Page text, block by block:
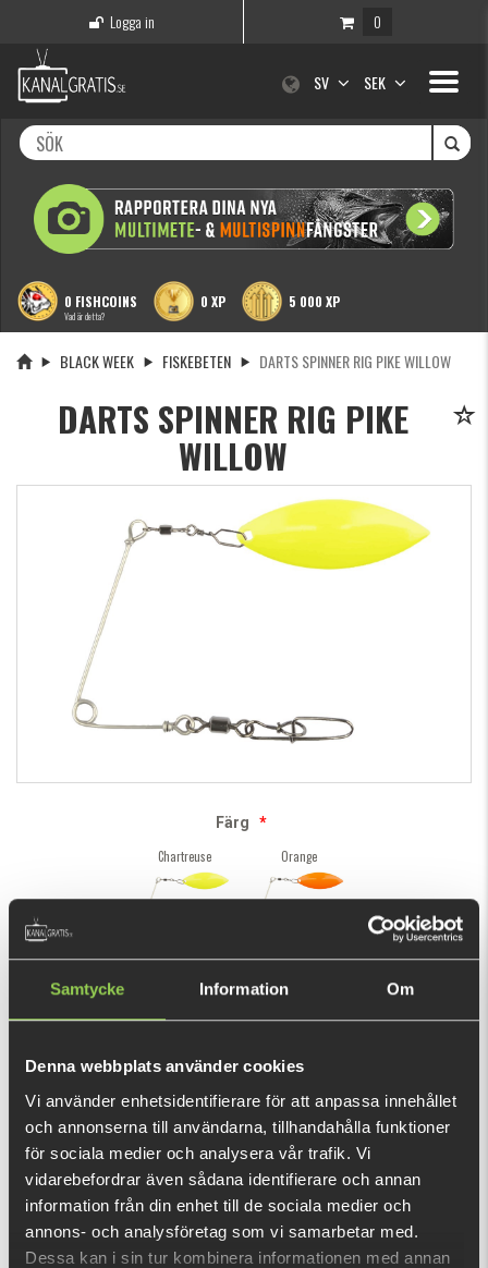
Samtycke Information Om
Denna webbplats använder cookies
Vi använder enhetsidentifierare för att anpassa innehållet
och annonserna till användarna, tillhandahålla funktioner
för sociala medier och analysera vår trafik. Vi
vidarebefordrar även sådana identifierare och annan
information från din enhet till de sociala medier och
annons- och analysföretag som vi samarbetar med.
Dessa kan i sin tur kombinera informationen med annan
Logga in 0
Toggle
SV SEK
0 FISHCOINS
Vad är detta?
0 XP 5 000 XP
BLACK WEEK FISKEBETEN DARTS SPINNER RIG PIKE WILLOW
DARTS SPINNER RIG PIKE
WILLOW
Färg
*
Chartreuse
Orange
49 kr
Den här produkten ger dig 98 fishcoins nu!
INFORMATION
Skedar som kan användas till bl.a. våra spinner rigs. Willow
Blade har ett lugnt rörelsemönser och används med fördel
dagar då fisken är inaktiv. Available in many different colors.